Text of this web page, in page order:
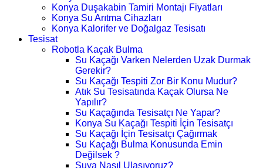
Konya Duşakabin Tamiri Montajı Fiyatları
Konya Su Arıtma Cihazları
Konya Kalorifer ve Doğalgaz Tesisatı
Tesisat
Robotla Kaçak Bulma
Su Kaçağı Varken Nelerden Uzak Durmak
Gerekir?
Su Kaçağı Tespiti Zor Bir Konu Mudur?
Atık Su Tesisatında Kaçak Olursa Ne
Yapılır?
Su Kaçağında Tesisatçı Ne Yapar?
Konya Su Kaçağı Tespiti İçin Tesisatçı
Su Kaçağı İçin Tesisatçı Çağırmak
Su Kaçağı Bulma Konusunda Emin
Değilsek ?
Suya Nasıl Ulaşıyoruz?